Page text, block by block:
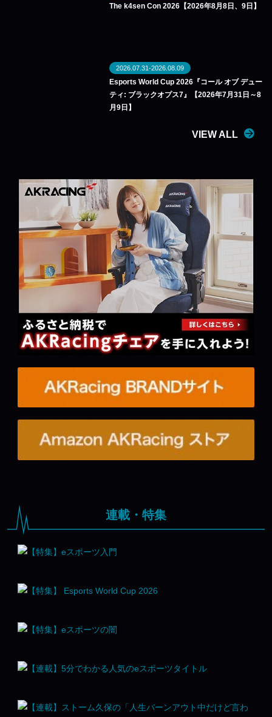
The k4sen Con 2026【2026年8月8日、9日】
2026.07.31-2026.08.09
Esports World Cup 2026『コール オブ デュー
ティ: ブラックオプス7』【2026年7月31日～8
月9日】
VIEW ALL
連載・特集